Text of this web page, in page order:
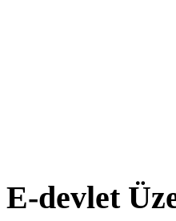
E-devlet